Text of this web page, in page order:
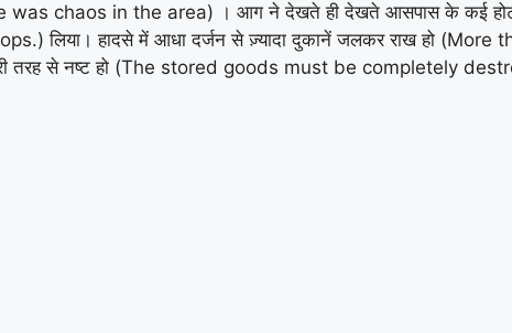
was chaos in the area) । आग ने देखते ही देखते आसपास के कई
लिया। हादसे में आधा दर्जन से ज़्यादा दुकानें जलकर राख हो
तरह से नष्ट हो (The stored goods must be completely